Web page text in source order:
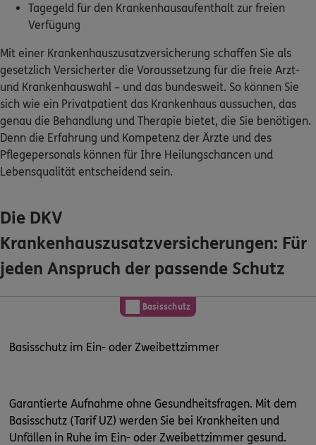
Sehen Sie auf einen Blick Ihre Versicherungen bei ERGO,
Zum Kundenportal
Schaden- oder Leistungsfall melden
Bequem online oder telefonisch.
0800 / 3746 190
Mo–Sa 7–20 Uhr (gebührenfrei)
Tagegeld für den Krankenhausaufenthalt zur freien
Verfügung
Mit einer Krankenhauszusatzversicherung schaffen Sie als
gesetzlich Versicherter die Voraussetzung für die freie Arzt-
und Krankenhauswahl – und das bundesweit. So können Sie
sich wie ein Privatpatient das Krankenhaus aussuchen, das
genau die Behandlung und Therapie bietet, die Sie benötigen.
Denn die Erfahrung und Kompetenz der Ärzte und des
Pflegepersonals können für Ihre Heilungschancen und
Lebensqualität entscheidend sein.
Die DKV
Krankenhauszusatzversicherungen: Für
jeden Anspruch der passende Schutz
Basisschutz
Basisschutz im Ein- oder Zweibettzimmer
Garantierte Aufnahme ohne Gesundheitsfragen. Mit dem
Basisschutz (Tarif UZ) werden Sie bei Krankheiten und
Unfällen in Ruhe im Ein- oder Zweibettzimmer gesund.